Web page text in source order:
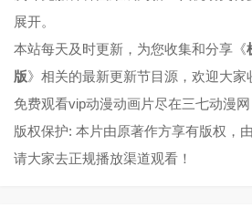
展开。
本站每天及时更新，为您收集和分享《
版》相关的最新更新节目源，欢迎大家
免费观看vip动漫动画片尽在三七动漫网
版权保护: 本片由原著作方享有版权，由
请大家去正规播放渠道观看！